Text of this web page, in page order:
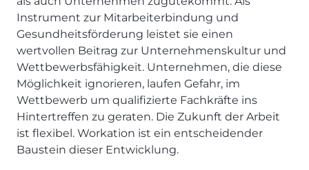
Instrument zur Mitarbeiterbindung und
Gesundheitsförderung leistet sie einen
wertvollen Beitrag zur Unternehmenskultur und
Wettbewerbsfähigkeit. Unternehmen, die diese
Möglichkeit ignorieren, laufen Gefahr, im
Wettbewerb um qualifizierte Fachkräfte ins
Hintertreffen zu geraten. Die Zukunft der Arbeit
ist flexibel. Workation ist ein entscheidender
Baustein dieser Entwicklung.